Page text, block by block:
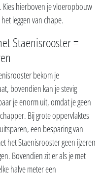
hierboven je vloeropbouw
leggen van chape.
Staenisrooster =
bekom je
bovendien kan je stevig
je enorm uit, omdat je geen
Bij grote oppervlaktes
een besparing van
het Staenisrooster geen ijzeren
Bovendien zit er als je met
halve meter een